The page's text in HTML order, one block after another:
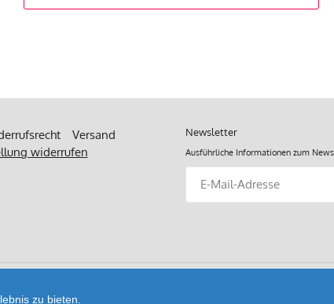
Versand
widerrufen
Newsletter
Ausführliche Informationen zum
zu bieten.